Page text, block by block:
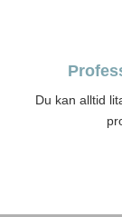
Du kan alltid